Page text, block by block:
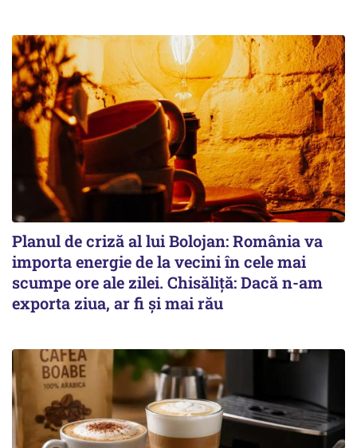
Planul de criză al lui Bolojan: România va
importa energie de la vecini în cele mai
scumpe ore ale zilei. Chisăliță: Dacă n-am
exporta ziua, ar fi și mai rău